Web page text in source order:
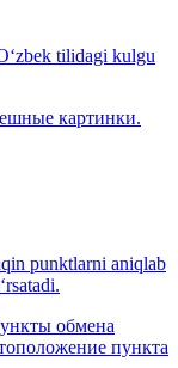
tilidagi kulgu
картинки.
punktlarni aniqlab
обмена
пункта